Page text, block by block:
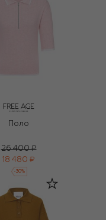
Поло
26 400 ₽
18 480 ₽
-30%